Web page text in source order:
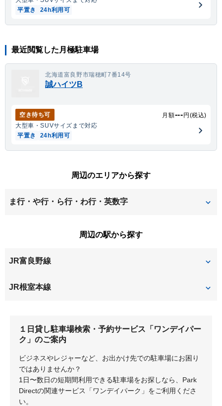
平置き
24h利用可
最近閲覧した月極駐車場
北海道富良野市瑞穂町7番14号
誠ハイツB
空き待ち可 月額--- 円(税込)
大型車・SUVサイズまで対応
平置き
24h利用可
周辺のエリアから探す
ま行・や行・ら行・わ行・英数字
周辺の駅から探す
JR富良野線
学田
JR根室本線
１日貸し駐車場検索・予約サービス「ワンデイパー
ク」のご案内
ビジネスやレジャーなど、お出かけ先での駐車場にお困り
ではありませんか？
1日〜数日の短期間利用できる駐車場をお探しなら、Park
Directの関連サービス「ワンデイパーク」をご利用くださ
い。